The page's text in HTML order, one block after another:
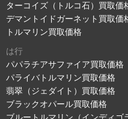
ターコイズ（トルコ石）買取価
デマントイドガーネット買取価
トルマリン買取価格
は行
パパラチアサファイア買取価格
パライバトルマリン買取価格
翡翠（ジェダイト）買取価格
ブラックオパール買取価格